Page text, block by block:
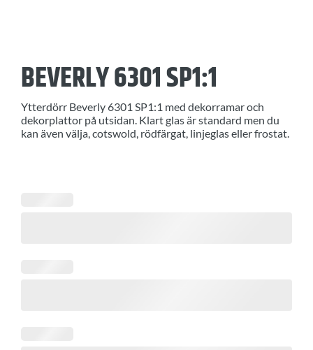
BEVERLY 6301 SP1:1
Ytterdörr Beverly 6301 SP1:1 med dekorramar och
dekorplattor på utsidan. Klart glas är standard men du
kan även välja, cotswold, rödfärgat, linjeglas eller frostat.